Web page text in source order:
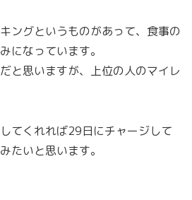
ングというものがあって、食事の
になっています。
と思いますが、上位の人のマイレ
てくれれば29日にチャージして
たいと思います。